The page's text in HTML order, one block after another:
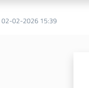
02-02-2026 15:39